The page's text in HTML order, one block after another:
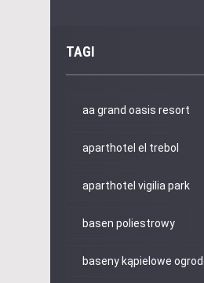
TAGI
aa grand oasis resort
aparthotel el trebol
aparthotel vigilia park
basen poliestrowy
baseny kąpielowe